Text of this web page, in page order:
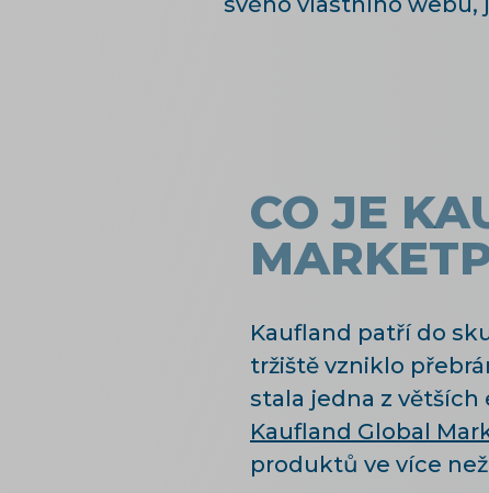
CO JE
Kaufland patří do
tržiště vzniklo
stala jedna z
Kaufland Global
produktů ve více